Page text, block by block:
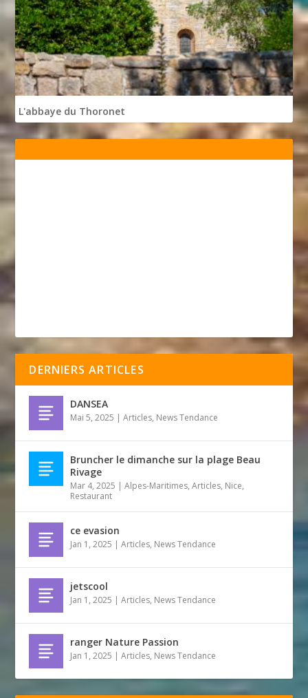
L'abbaye du Thoronet
DERNIERS ARTICLES
DANSEA
Mai 5, 2025 |Articles, News Tendance
Bruncher le dimanche sur la plage Beau
Rivage
Mar 4, 2025 |Alpes-Maritimes,Articles, Nice,
Restaurant
ce evasion
Jan 1, 2025 |Articles, News Tendance
jetscool
Jan 1, 2025 |Articles, News Tendance
ranger Nature Passion
Jan 1, 2025 |Articles, News Tendance